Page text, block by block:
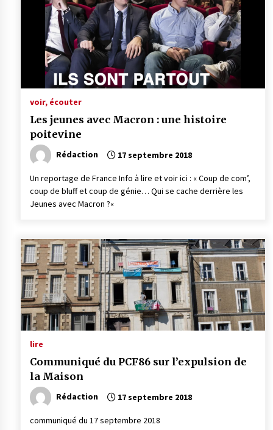
voir, écouter
Les jeunes avec Macron : une histoire
poitevine
Rédaction 17 septembre 2018
Un reportage de France Info à lire et voir ici : « Coup de com’,
coup de bluff et coup de génie… Qui se cache derrière les
Jeunes avec Macron ?«
lire
Communiqué du PCF86 sur l’expulsion de
la Maison
Rédaction 17 septembre 2018
communiqué du 17 septembre 2018